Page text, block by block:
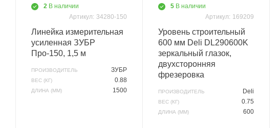
2 В наличии
Артикул: 34280-150
Линейка измерительная
усиленная ЗУБР
Про-150, 1,5 м
ПРОИЗВОДИТЕЛЬ ЗУБР
ВЕС (КГ) 0.88
ДЛИНА (ММ) 1500
5 В наличии
Артикул: 169209
Уровень строительный
600 мм Deli DL290600K
зеркальный глазок,
двухсторонняя
фрезеровка
ПРОИЗВОДИТЕЛЬ Deli
ВЕС (КГ) 0.75
ДЛИНА (ММ) 600